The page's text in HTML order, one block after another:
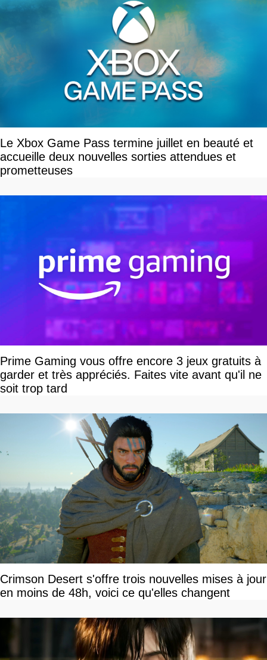
Le Xbox Game Pass termine juillet en beauté et
accueille deux nouvelles sorties attendues et
prometteuses
Prime Gaming vous offre encore 3 jeux gratuits à
garder et très appréciés. Faites vite avant qu'il ne
soit trop tard
Crimson Desert s'offre trois nouvelles mises à jour
en moins de 48h, voici ce qu'elles changent